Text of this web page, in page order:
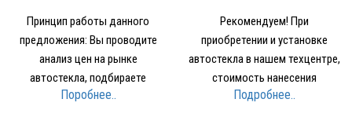
Принцип работы данного
предложения: Вы проводите
анализ цен на рынке
автостекла, подбираете
устраивающее вас по качеству
Поробнее..
Рекомендуем! При
приобретении и установке
автостекла в нашем техцентре,
стоимость нанесения
нанопокрытия для стекол
Подробнее..